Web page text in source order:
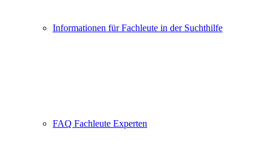
Informationen für Fachleute in der Suchthilfe
FAQ Fachleute Experten